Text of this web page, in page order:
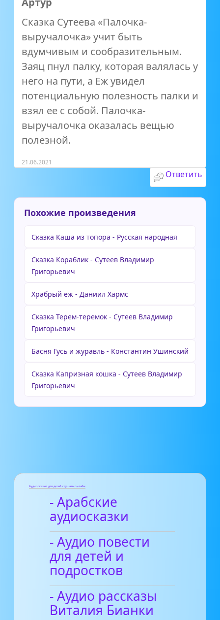
Сказка Сутеева «Палочка-
выручалочка» учит быть
вдумчивым и сообразительным.
Заяц пнул палку, которая валялась у
него на пути, а Еж увидел
потенциальную полезность палки и
взял ее с собой. Палочка-
выручалочка оказалась вещью
полезной.
21.06.2021
Ответить
Похожие произведения
Сказка Каша из топора - Русская народная
Сказка Кораблик - Сутеев Владимир
Григорьевич
Храбрый еж - Даниил Хармс
Сказка Терем-теремок - Сутеев Владимир
Григорьевич
Басня Гусь и журавль - Константин Ушинский
Сказка Капризная кошка - Сутеев Владимир
Григорьевич
Аудиосказки для детей слушать онлайн
- Арабские
аудиосказки
- Аудио повести
для детей и
подростков
- Аудио рассказы
Виталия Бианки